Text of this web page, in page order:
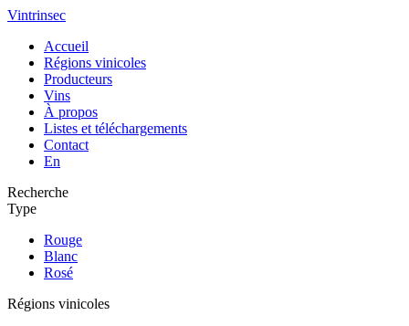
Vintrinsec
Accueil
Régions vinicoles
Producteurs
Vins
À propos
Listes et téléchargements
Contact
En
Recherche
Type
Rouge
Blanc
Rosé
Régions vinicoles